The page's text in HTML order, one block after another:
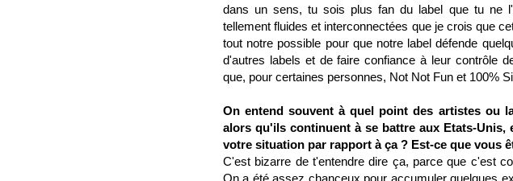
dans un sens, tu sois plus fan du label que tu ne
tellement fluides et interconnectées que je crois que
tout notre possible pour que notre label défende
d'autres labels et de faire confiance à leur contrôle
que, pour certaines personnes, Not Not Fun et 100%
On entend souvent à quel point des artistes ou
alors qu'ils continuent à se battre aux Etats-
votre situation par rapport à ça ? Est-ce que vous
C'est bizarre de t'entendre dire ça, parce que c'est
On a été assez chanceux pour accumuler quelques